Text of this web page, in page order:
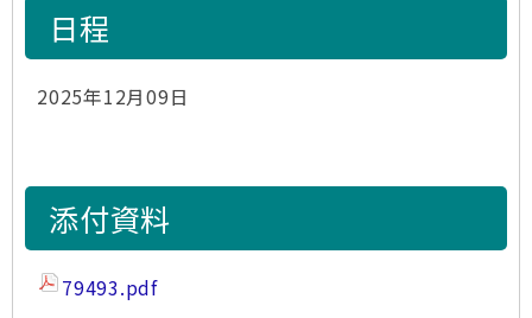
日程
2025年12月09日
添付資料
79493.pdf